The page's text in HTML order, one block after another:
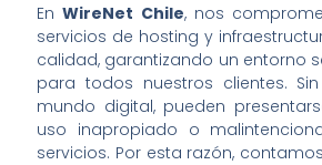
EnWireNet Chile, nos
servicios de hosting y
calidad, garantizando un entorno
para todos nuestros clientes.
mundo digital, pueden
uso inapropiado o
servicios. Por esta razón,